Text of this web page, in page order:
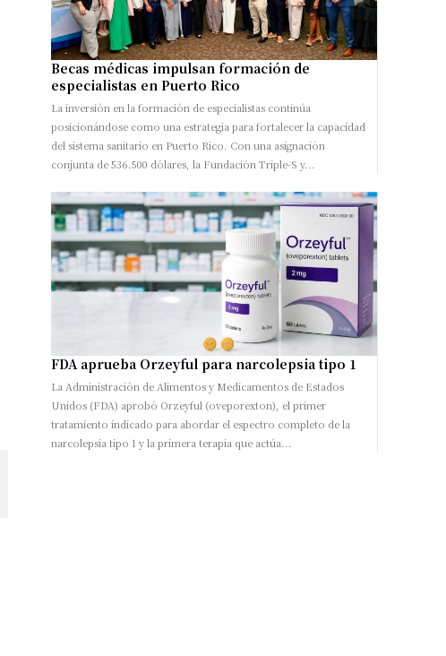
Becas médicas impulsan formación de
especialistas en Puerto Rico
La inversión en la formación de especialistas continúa
posicionándose como una estrategia para fortalecer la capacidad
del sistema sanitario en Puerto Rico. Con una asignación
conjunta de 536.500 dólares, la Fundación Triple-S y...
FDA aprueba Orzeyful para narcolepsia tipo 1
La Administración de Alimentos y Medicamentos de Estados
Unidos (FDA) aprobó Orzeyful (oveporexton), el primer
tratamiento indicado para abordar el espectro completo de la
narcolepsia tipo 1 y la primera terapia que actúa...